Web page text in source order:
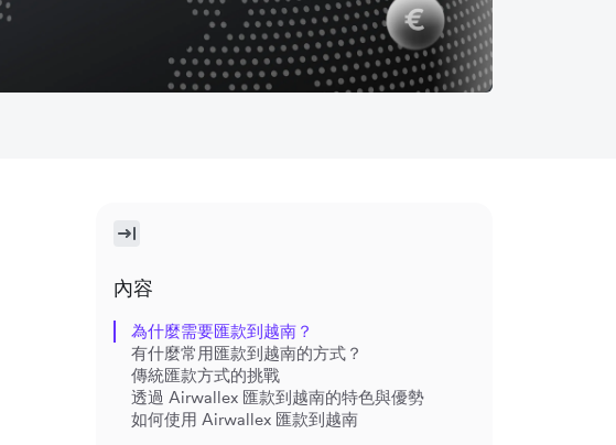
內容
為什麼需要匯款到越南？
有什麼常用匯款到越南的方式？
傳統匯款方式的挑戰
透過 Airwallex 匯款到越南的特色與優勢
如何使用 Airwallex 匯款到越南